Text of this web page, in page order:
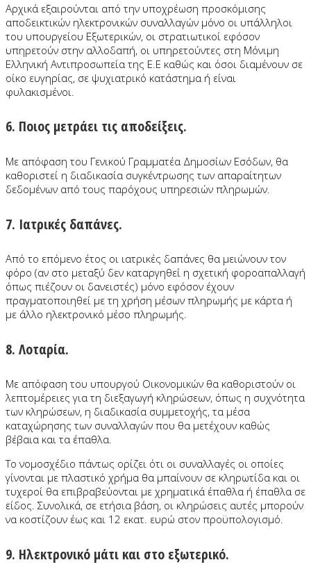
Αρχικά εξαιρούνται από την υποχρέωση προσκόμισης
αποδεικτικών ηλεκτρονικών συναλλαγών μόνο οι υπάλληλοι
του υπουργείου Εξωτερικών, οι στρατιωτικοί εφόσον
υπηρετούν στην αλλοδαπή, οι υπηρετούντες στη Μόνιμη
Ελληνική Αντιπροσωπεία της Ε.Ε καθώς και όσοι διαμένουν σε
οίκο ευγηρίας, σε ψυχιατρικό κατάστημα ή είναι
φυλακισμένοι.
6. Ποιος μετράει τις αποδείξεις.
Με απόφαση του Γενικού Γραμματέα Δημοσίων Εσόδων, θα
καθοριστεί η διαδικασία συγκέντρωσης των απαραίτητων
δεδομένων από τους παρόχους υπηρεσιών πληρωμών.
7. Ιατρικές δαπάνες.
Από το επόμενο έτος οι ιατρικές δαπάνες θα μειώνουν τον
φόρο (αν στο μεταξύ δεν καταργηθεί η σχετική φοροαπαλλαγή
όπως πιέζουν οι δανειστές) μόνο εφόσον έχουν
πραγματοποιηθεί με τη χρήση μέσων πληρωμής με κάρτα ή
με άλλο ηλεκτρονικό μέσο πληρωμής.
8. Λοταρία.
Με απόφαση του υπουργού Οικονομικών θα καθοριστούν οι
λεπτομέρειες για τη διεξαγωγή κληρώσεων, όπως η συχνότητα
των κληρώσεων, η διαδικασία συμμετοχής, τα μέσα
καταχώρησης των συναλλαγών που θα μετέχουν καθώς
βέβαια και τα έπαθλα.
Το νομοσχέδιο πάντως ορίζει ότι οι συναλλαγές οι οποίες
γίνονται με πλαστικό χρήμα θα μπαίνουν σε κληρωτίδα και οι
τυχεροί θα επιβραβεύονται με χρηματικά έπαθλα ή έπαθλα σε
είδος. Συνολικά, σε ετήσια βάση, οι κληρώσεις αυτές μπορούν
να κοστίζουν έως και 12 εκατ. ευρώ στον προϋπολογισμό.
9. Ηλεκτρονικό μάτι και στο εξωτερικό.